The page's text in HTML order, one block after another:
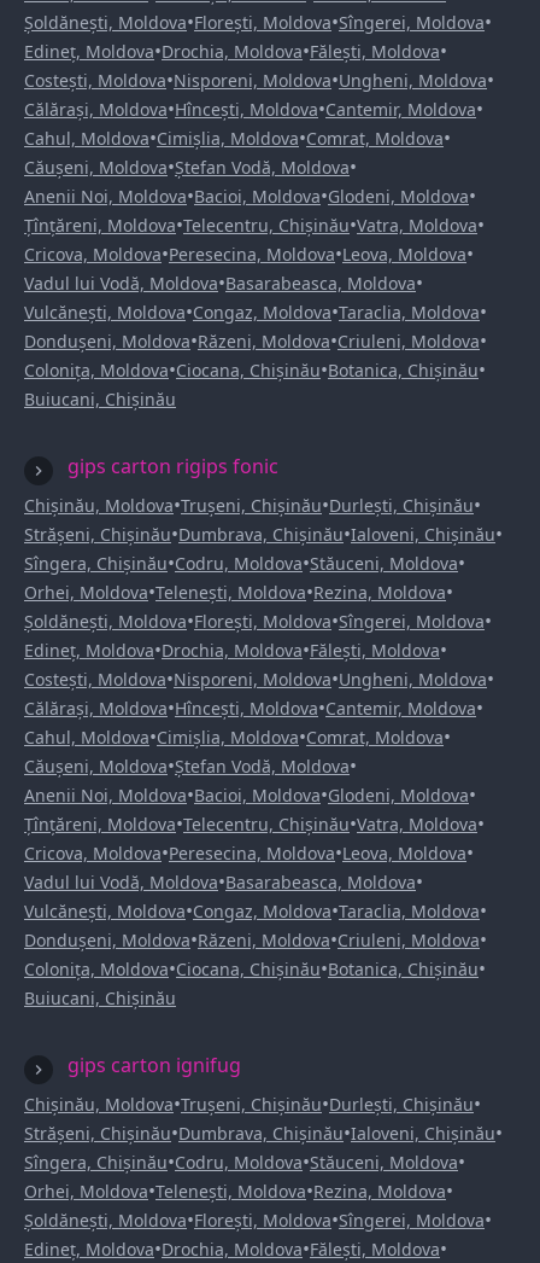
Șoldănești, Moldova•Florești, Moldova•Sîngerei, Moldova•
Edineț, Moldova•Drochia, Moldova•Fălești, Moldova•
Costești, Moldova•Nisporeni, Moldova•Ungheni, Moldova•
Călărași, Moldova•Hîncești, Moldova•Cantemir, Moldova•
Cahul, Moldova•Cimișlia, Moldova•Comrat, Moldova•
Căușeni, Moldova•Ștefan Vodă, Moldova•
Anenii Noi, Moldova•Bacioi, Moldova•Glodeni, Moldova•
Țînțăreni, Moldova•Telecentru, Chișinău•Vatra, Moldova•
Cricova, Moldova•Peresecina, Moldova•Leova, Moldova•
Vadul lui Vodă, Moldova•Basarabeasca, Moldova•
Vulcănești, Moldova•Congaz, Moldova•Taraclia, Moldova•
Dondușeni, Moldova•Răzeni, Moldova•Criuleni, Moldova•
Colonița, Moldova•Ciocana, Chișinău•Botanica, Chișinău•
Buiucani, Chișinău
gips carton rigips fonic
Chișinău, Moldova•Trușeni, Chișinău•Durlești, Chișinău•
Strășeni, Chișinău•Dumbrava, Chișinău•Ialoveni, Chișinău•
Sîngera, Chișinău•Codru, Moldova•Stăuceni, Moldova•
Orhei, Moldova•Telenești, Moldova•Rezina, Moldova•
Șoldănești, Moldova•Florești, Moldova•Sîngerei, Moldova•
Edineț, Moldova•Drochia, Moldova•Fălești, Moldova•
Costești, Moldova•Nisporeni, Moldova•Ungheni, Moldova•
Călărași, Moldova•Hîncești, Moldova•Cantemir, Moldova•
Cahul, Moldova•Cimișlia, Moldova•Comrat, Moldova•
Căușeni, Moldova•Ștefan Vodă, Moldova•
Anenii Noi, Moldova•Bacioi, Moldova•Glodeni, Moldova•
Țînțăreni, Moldova•Telecentru, Chișinău•Vatra, Moldova•
Cricova, Moldova•Peresecina, Moldova•Leova, Moldova•
Vadul lui Vodă, Moldova•Basarabeasca, Moldova•
Vulcănești, Moldova•Congaz, Moldova•Taraclia, Moldova•
Dondușeni, Moldova•Răzeni, Moldova•Criuleni, Moldova•
Colonița, Moldova•Ciocana, Chișinău•Botanica, Chișinău•
Buiucani, Chișinău
gips carton ignifug
Chișinău, Moldova•Trușeni, Chișinău•Durlești, Chișinău•
Strășeni, Chișinău•Dumbrava, Chișinău•Ialoveni, Chișinău•
Sîngera, Chișinău•Codru, Moldova•Stăuceni, Moldova•
Orhei, Moldova•Telenești, Moldova•Rezina, Moldova•
Șoldănești, Moldova•Florești, Moldova•Sîngerei, Moldova•
Edineț, Moldova•Drochia, Moldova•Fălești, Moldova•